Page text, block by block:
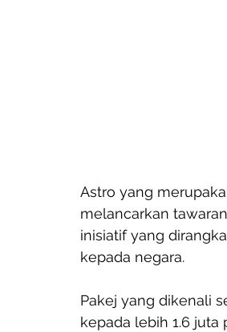
Astro yang
melancarkan
inisiatif yang
kepada negara.
Pakej yang dikenali
kepada lebih 1.6